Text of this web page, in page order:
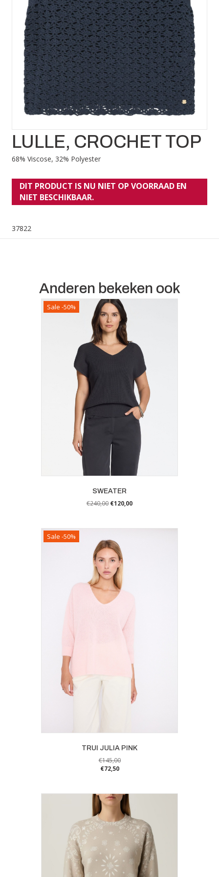
LULLE, CROCHET TOP
68% Viscose, 32% Polyester
DIT PRODUCT IS NU NIET OP VOORRAAD EN
NIET BESCHIKBAAR.
37822
Anderen bekeken ook
Sale -50%
SWEATER
€240,00 €120,00
Sale -50%
TRUI JULIA PINK
€145,00
€72,50
heeft
meerdere
variaties.
Deze
optie
kan
gekozen
worden